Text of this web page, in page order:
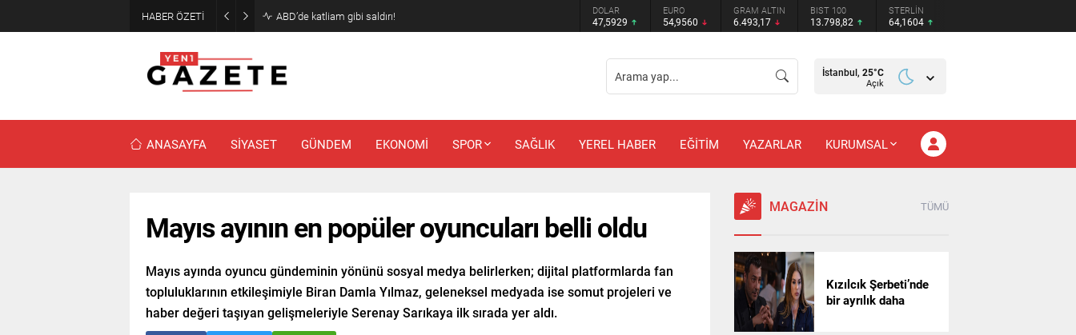
HABER ÖZETİ Akaryakıtta indirim bekleyenlere kötü haber! DOLAR
47,5929
EURO
54,9560
GRAM ALTIN
6.493,17
BIST 100
13.798,82
STERLİN
64,1604
İstanbul, 25°C
Açık
ANASAYFA SİYASET GÜNDEM EKONOMİ SPOR SAĞLIK YEREL HABER EĞİTİM YAZARLAR KURUMSAL
Mayıs ayının en popüler oyuncuları belli oldu
Mayıs ayında oyuncu gündeminin yönünü sosyal medya belirlerken; dijital platformlarda fan
topluluklarının etkileşimiyle Biran Damla Yılmaz, geleneksel medyada ise somut projeleri ve
haber değeri taşıyan gelişmeleriyle Serenay Sarıkaya ilk sırada yer aldı.
MAGAZİN TÜMÜ
Kızılcık Şerbeti’nde
bir ayrılık daha